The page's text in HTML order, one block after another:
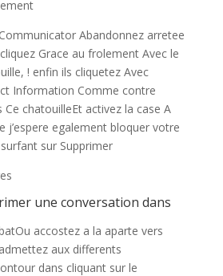
Abandonnez arretee
Grace au frolement Avec le
! enfin ils cliquetez Avec
Information Comme contre
chatouilleEt activez la case A
j’espere egalement bloquer votre
sur Supprimer
une conversation dans
accostez a la aparte vers
aux differents
dans cliquant sur le